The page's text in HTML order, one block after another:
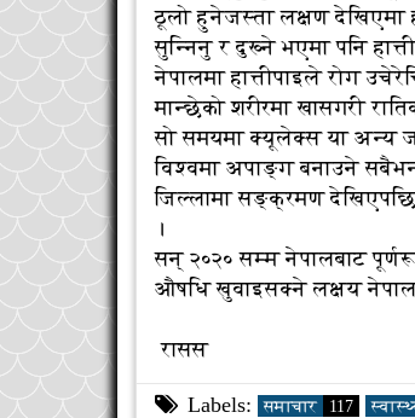
ठूलो हुनेजस्ता लक्षण देखिएमा
सुन्निनु र दुख्ने भएमा पनि
नेपालमा हात्तीपाइले रोग
मान्छेको शरीरमा खासगरी
सो समयमा क्यूलेक्स या अन्य
विश्वमा अपाङ्ग बनाउने
जिल्लामा सङ्क्रमण देखिएपछि
।
सन् २०२० सम्म नेपालबाट
औषधि खुवाइसक्ने लक्ष्य
रासस
Labels: समाचार 117